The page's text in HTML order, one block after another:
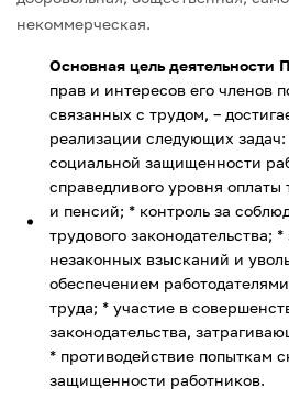
некоммерческая.
Основная цель деятельности
прав и интересов его членов
связанных с трудом, –
реализации следующих задач:
социальной защищенности
справедливого уровня
и пенсий; * контроль за
трудового законодательства; *
незаконных взысканий и
обеспечением
труда; * участие в
законодательства,
* противодействие попыткам
защищенности работников.